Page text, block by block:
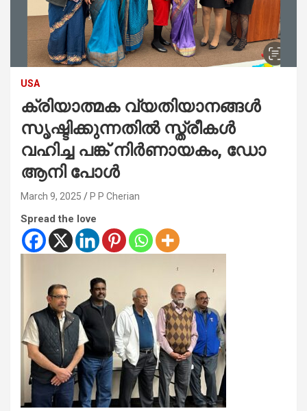
USA
ക്രിയാത്മക വ്യതിയാനങ്ങൾ
സൃഷ്ടിക്കുന്നതിൽ സ്ത്രീകൾ
വഹിച്ച പങ്ക് നിർണായകം, ഡോ
ആനി പോൾ
March 9, 2025 P P Cherian
Spread the love